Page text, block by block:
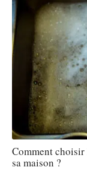
Comment
sa maison ?